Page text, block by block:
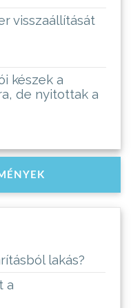
visszaállítását
készek a
de nyitottak a
lakás?
a